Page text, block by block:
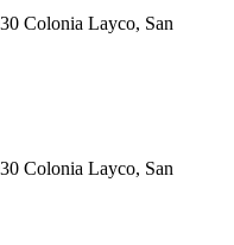
Colonia Layco, San
Colonia Layco, San